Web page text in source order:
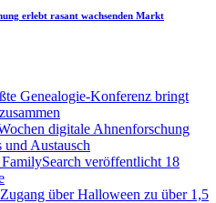
erlebt rasant wachsenden Markt
Genealogie-Konferenz bringt
digitale Ahnenforschung
Austausch
veröffentlicht 18
über Halloween zu über 1,5